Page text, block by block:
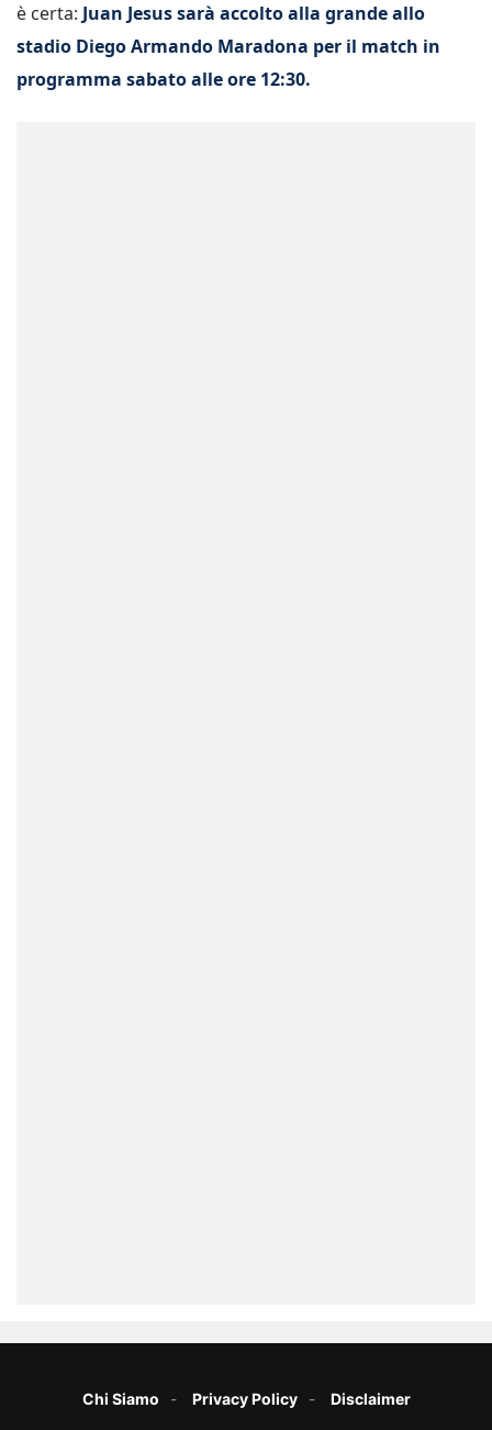
è certa: Juan Jesus sarà accolto alla grande allo
stadio Diego Armando Maradona per il match in
programma sabato alle ore 12:30.
Chi Siamo Privacy Policy Disclaimer